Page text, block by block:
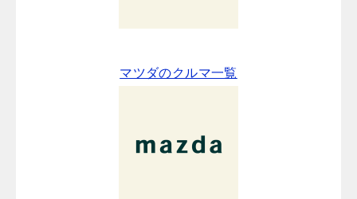
マツダのクルマ一覧